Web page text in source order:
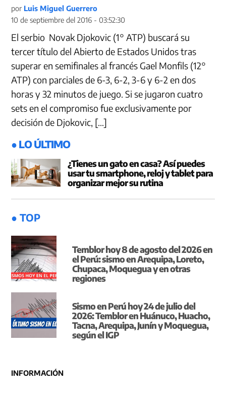
por Luis Miguel Guerrero
10 de septiembre del 2016 - 03:52:30
El serbio Novak Djokovic (1° ATP) buscará su
tercer título del Abierto de Estados Unidos tras
superar en semifinales al francés Gael Monfils (12°
ATP) con parciales de 6-3, 6-2, 3-6 y 6-2 en dos
horas y 32 minutos de juego. Si se jugaron cuatro
sets en el compromiso fue exclusivamente por
decisión de Djokovic, […]
● LO ÚLTIMO
¿Tienes un gato en casa? Así puedes
usar tu smartphone, reloj y tablet para
organizar mejor su rutina
● TOP
Temblor hoy 8 de agosto del 2026 en
el Perú: sismo en Arequipa, Loreto,
Chupaca, Moquegua y en otras
regiones
Sismo en Perú hoy 24 de julio del
2026: Temblor en Huánuco, Huacho,
Tacna, Arequipa, Junín y Moquegua,
según el IGP
INFORMACIÓN